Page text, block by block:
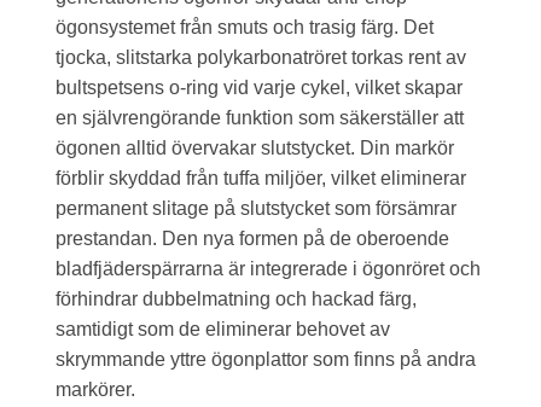
ögonsystemet från smuts och trasig färg. Det
tjocka, slitstarka polykarbonatröret torkas rent av
bultspetsens o-ring vid varje cykel, vilket skapar
en självrengörande funktion som säkerställer att
ögonen alltid övervakar slutstycket. Din markör
förblir skyddad från tuffa miljöer, vilket eliminerar
permanent slitage på slutstycket som försämrar
prestandan. Den nya formen på de oberoende
bladfjäderspärrarna är integrerade i ögonröret och
förhindrar dubbelmatning och hackad färg,
samtidigt som de eliminerar behovet av
skrymmande yttre ögonplattor som finns på andra
markörer.